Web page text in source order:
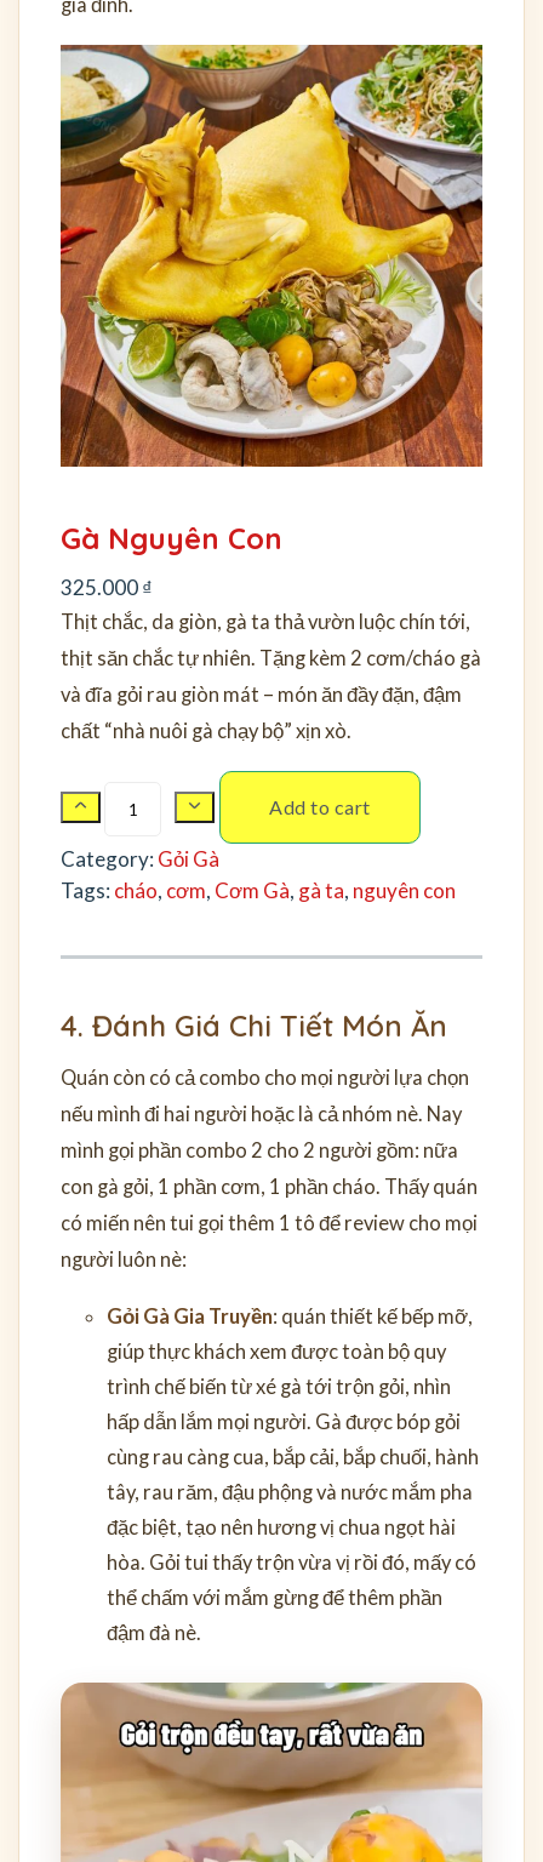
gia đình.
Gà Nguyên Con
325.000₫
Thịt chắc, da giòn, gà ta thả vườn luộc chín tới,
thịt săn chắc tự nhiên. Tặng kèm 2 cơm/cháo gà
và đĩa gỏi rau giòn mát – món ăn đầy đặn, đậm
chất “nhà nuôi gà chạy bộ” xịn xò.
Add to cart
Category: Gỏi Gà
Tags: cháo, cơm, Cơm Gà, gà ta, nguyên con
4. Đánh Giá Chi Tiết Món Ăn
Quán còn có cả combo cho mọi người lựa chọn
nếu mình đi hai người hoặc là cả nhóm nè. Nay
mình gọi phần combo 2 cho 2 người gồm: nữa
con gà gỏi, 1 phần cơm, 1 phần cháo. Thấy quán
có miến nên tui gọi thêm 1 tô để review cho mọi
người luôn nè:
Gỏi Gà Gia Truyền: quán thiết kế bếp mỡ,
giúp thực khách xem được toàn bộ quy
trình chế biến từ xé gà tới trộn gỏi, nhìn
hấp dẫn lắm mọi người. Gà được bóp gỏi
cùng rau càng cua, bắp cải, bắp chuối, hành
tây, rau răm, đậu phộng và nước mắm pha
đặc biệt, tạo nên hương vị chua ngọt hài
hòa. Gỏi tui thấy trộn vừa vị rồi đó, mấy có
thể chấm với mắm gừng để thêm phần
đậm đà nè.